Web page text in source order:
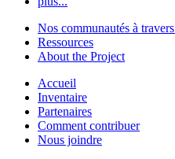
Nos communautés à
Ressources
About the Project
Accueil
Inventaire
Partenaires
Comment contribuer
Nous joindre